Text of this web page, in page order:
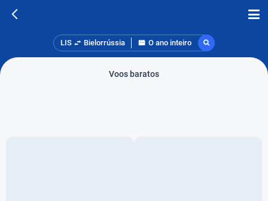
LIS Bielorrússia O ano inteiro
Voos baratos